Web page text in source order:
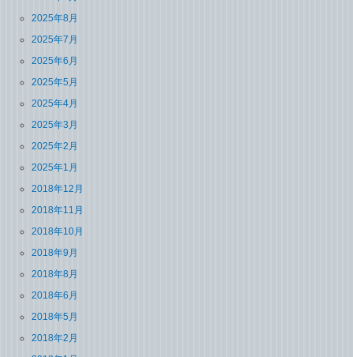
2025年8月
2025年7月
2025年6月
2025年5月
2025年4月
2025年3月
2025年2月
2025年1月
2018年12月
2018年11月
2018年10月
2018年9月
2018年8月
2018年6月
2018年5月
2018年2月